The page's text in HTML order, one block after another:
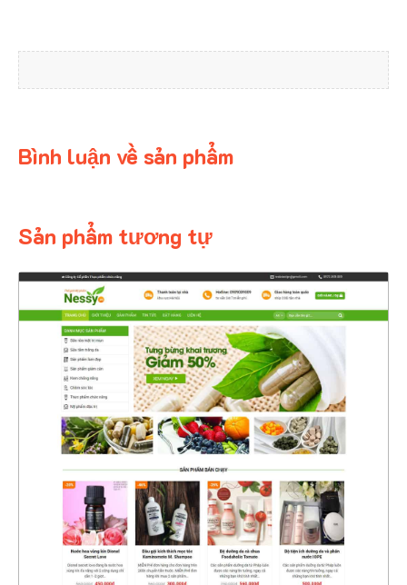
Bình luận về sản phẩm
Sản phẩm tương tự
4421
CHI TIẾT